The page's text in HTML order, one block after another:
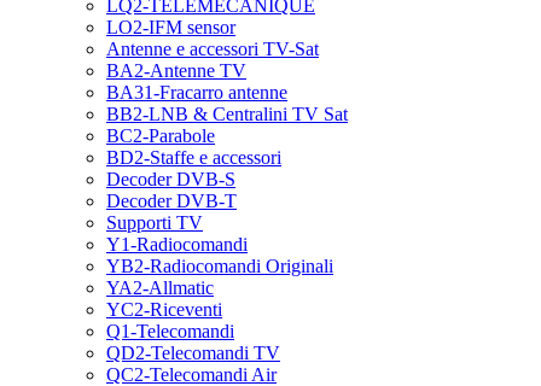
LQ2-TELEMECANIQUE
LO2-IFM sensor
Antenne e accessori TV-Sat
BA2-Antenne TV
BA31-Fracarro antenne
BB2-LNB & Centralini TV Sat
BC2-Parabole
BD2-Staffe e accessori
Decoder DVB-S
Decoder DVB-T
Supporti TV
Y1-Radiocomandi
YB2-Radiocomandi Originali
YA2-Allmatic
YC2-Riceventi
Q1-Telecomandi
QD2-Telecomandi TV
QC2-Telecomandi Air